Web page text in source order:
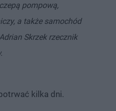
pompową,
a także samochód
Skrzek rzecznik
kilka dni.